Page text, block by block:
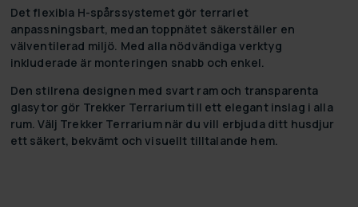
Det flexibla H-spårssystemet gör terrariet
anpassningsbart, medan toppnätet säkerställer en
välventilerad miljö. Med alla nödvändiga verktyg
inkluderade är monteringen snabb och enkel.
Den stilrena designen med svart ram och transparenta
glasytor gör Trekker Terrarium till ett elegant inslag i alla
rum. Välj Trekker Terrarium när du vill erbjuda ditt husdjur
ett säkert, bekvämt och visuellt tilltalande hem.